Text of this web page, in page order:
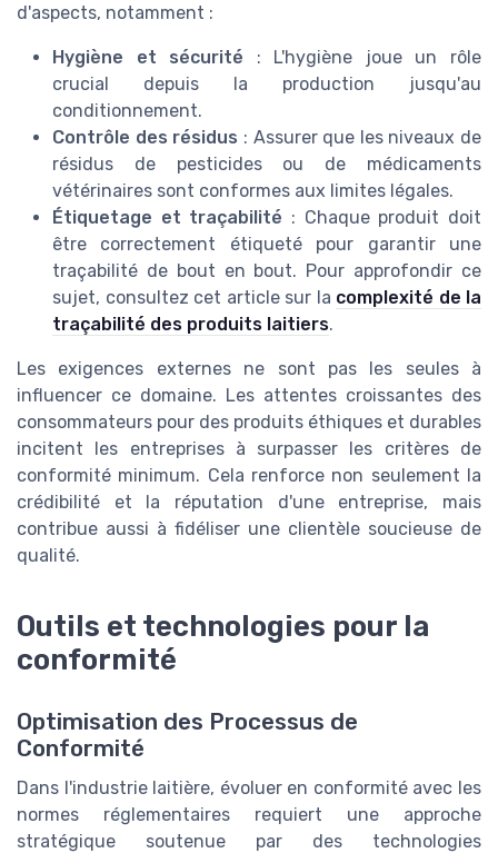
d'aspects, notamment :
Hygiène et sécurité : L'hygiène joue un rôle
crucial depuis la production jusqu'au
conditionnement.
Contrôle des résidus : Assurer que les niveaux de
résidus de pesticides ou de médicaments
vétérinaires sont conformes aux limites légales.
Étiquetage et traçabilité : Chaque produit doit
être correctement étiqueté pour garantir une
traçabilité de bout en bout. Pour approfondir ce
sujet, consultez cet article sur la complexité de la
traçabilité des produits laitiers.
Les exigences externes ne sont pas les seules à
influencer ce domaine. Les attentes croissantes des
consommateurs pour des produits éthiques et durables
incitent les entreprises à surpasser les critères de
conformité minimum. Cela renforce non seulement la
crédibilité et la réputation d'une entreprise, mais
contribue aussi à fidéliser une clientèle soucieuse de
qualité.
Outils et technologies pour la
conformité
Optimisation des Processus de
Conformité
Dans l'industrie laitière, évoluer en conformité avec les
normes réglementaires requiert une approche
stratégique soutenue par des technologies